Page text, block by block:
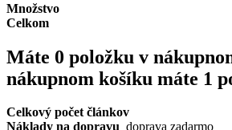
Množstvo
Celkom
Máte 0 položku v
nákupnom košíku máte 1
Celkový počet článkov
Náklady na dopravu doprava zadarmo